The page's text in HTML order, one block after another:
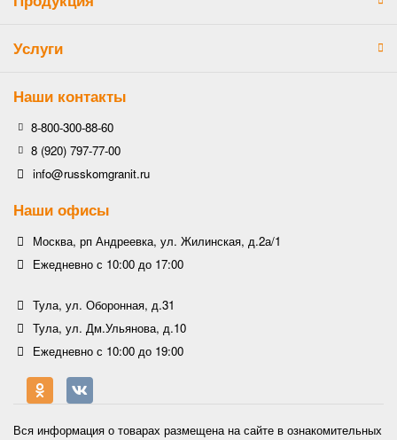
Услуги
Наши контакты
8-800-300-88-60
8 (920) 797-77-00
info@russkomgranit.ru
Наши офисы
Москва, рп Андреевка, ул. Жилинская, д.2а/1
Ежедневно с 10:00 до 17:00
Тула, ул. Оборонная, д.31
Тула, ул. Дм.Ульянова, д.10
Ежедневно с 10:00 до 19:00
Вся информация о товарах размещена на сайте в ознакомительных